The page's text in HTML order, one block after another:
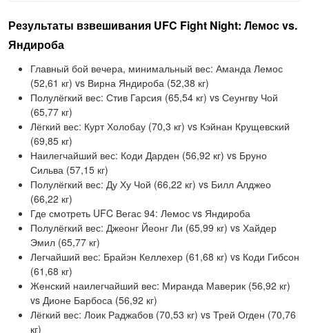
Результаты взвешивания UFC Fight Night: Лемос vs.
Яндироба
Главный бой вечера, минимальный вес: Аманда Лемос
(52,61 кг) vs Вирна Яндироба (52,38 кг)
Полулёгкий вес: Стив Гарсия (65,54 кг) vs Сеунгву Чой
(65,77 кг)
Лёгкий вес: Курт Холобау (70,3 кг) vs Кэйнан Крущевский
(69,85 кг)
Наилегчайший вес: Коди Дарден (56,92 кг) vs Бруно
Сильва (57,15 кг)
Полулёгкий вес: Ду Ху Чой (66,22 кг) vs Билл Алджео
(66,22 кг)
Где смотреть UFC Вегас 94: Лемос vs Яндироба
Полулёгкий вес: Джеонг Йеонг Ли (65,99 кг) vs Хайдер
Эмил (65,77 кг)
Легчайший вес: Брайэн Келлехер (61,68 кг) vs Коди Гибсон
(61,68 кг)
Женский наилегчайший вес: Миранда Маверик (56,92 кг)
vs Дионе Барбоса (56,92 кг)
Лёгкий вес: Лоик Раджабов (70,53 кг) vs Трей Огден (70,76
кг)